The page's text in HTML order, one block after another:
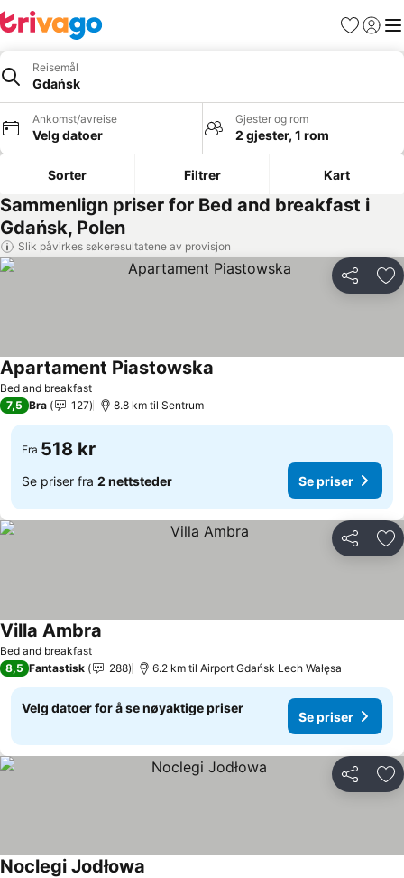
Favoritter
Logg
Reisemål
Gdańsk
Ankomst/avreise
Velg datoer
Gjester og rom
2 gjester, 1 rom
Sorter Filtrer Kart
Sammenlign priser for Bed and breakfast i
Gdańsk, Polen
Slik påvirkes søkeresultatene av provisjon
Del
Bed and breakfast
Apartament Piastowska
7,5 Bra 127 8.8 km til Sentrum
Fra 518 kr
Se priser fra 2 nettsteder Se priser
Del
Bed and breakfast
Villa Ambra
8,5 Fantastisk 288 6.2 km til Airport Gdańsk Lech Wałęsa
Velg datoer for å se nøyaktige priser
Se priser
Del
Noclegi Jodłowa